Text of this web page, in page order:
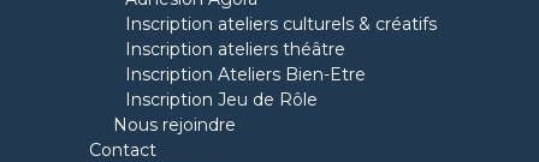
Inscription ateliers culturels & créatifs
Inscription ateliers théâtre
Inscription Ateliers Bien-Etre
Inscription Jeu de Rôle
Nous rejoindre
Contact